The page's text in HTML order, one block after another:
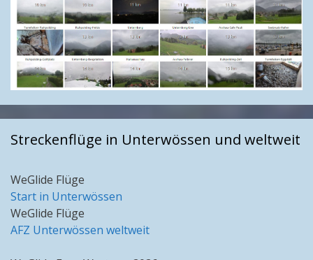
Streckenflüge in Unterwössen und weltweit
WeGlide Flüge
Start in Unterwössen
WeGlide Flüge
AFZ Unterwössen weltweit